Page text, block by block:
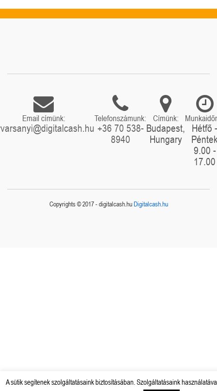
Email címünk: Telefonszámunk:
+36 70 538-
8940
Címünk:
Budapest,
Hungary
Hétfő -
9.00 -
17.00
Copyrights © 2017 - digitalcash.huDigitalcash.hu
A sütik segítenek szolgáltatásaink biztosításában. Szolgáltatásaink